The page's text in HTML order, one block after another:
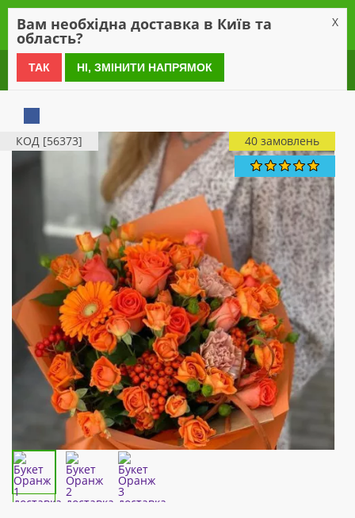
0 800 21 54 55
КОД [56373] 40 замовлень
Вам необхідна доставка в Київ та
область?
X
ТАК НІ, ЗМІНИТИ НАПРЯМОК